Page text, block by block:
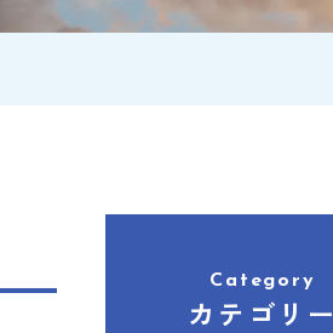
Category
カテゴリー